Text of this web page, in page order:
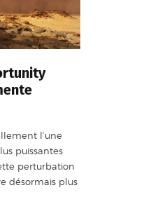
l’une
puissantes
perturbation
désormais plus